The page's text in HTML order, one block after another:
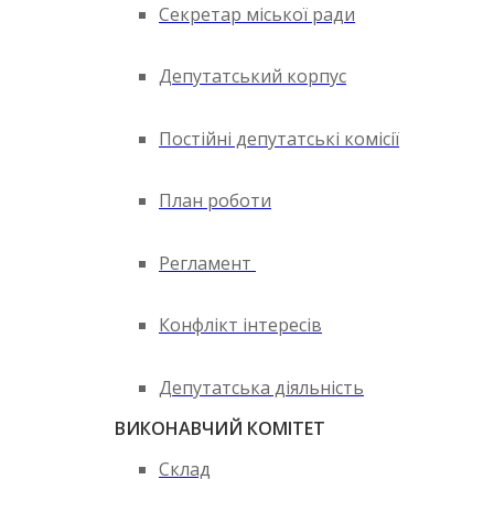
Секретар міської ради
Депутатський корпус
Постійні депутатські комісії
План роботи
Регламент
Конфлікт інтересів
Депутатська діяльність
ВИКОНАВЧИЙ КОМІТЕТ
Склад